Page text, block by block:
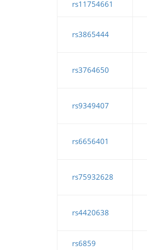
rs11754661
rs3865444
rs3764650
rs9349407
rs6656401
rs75932628
rs4420638
rs6859